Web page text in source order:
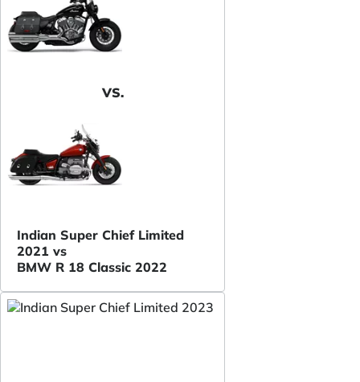
VS.
Indian Super Chief Limited
2021 vs
BMW R 18 Classic 2022